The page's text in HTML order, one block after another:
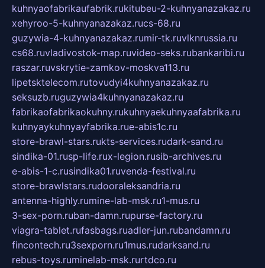
kuhnyaofabrikaufabrik.rukitubeu-2-kuhnyanazakaz.ru
xehyroo-5-kuhnyanazakaz.rucs-68.ru
guzywia-4-kuhnyanazakaz.rumir-tk.ruvlknrussia.ru
cs68.ruvladivostok-map.ruvideo-seks.rubankaribi.ru
raszar.ruvskrytie-zamkov-moskva113.ru
lipetsktelecom.rutovudyi4kuhnyanazakaz.ru
seksuzb.ruguzywia4kuhnyanazakaz.ru
fabrikaofabrikaokuhny.rukuhnyaekuhnyaafabrika.ru
kuhnyaykuhnyayfabrika.rue-abis1c.ru
store-brawl-stars.rukts-services.rudark-sand.ru
sindika-01.rusp-life.rux-legion.rusib-archives.ru
e-abis-1-c.rusindika01.ruvenda-festival.ru
store-brawlstars.rudooraleksandria.ru
antenna-highly.rumine-lab-msk.ru1-mus.ru
3-sex-porn.ruban-damn.rupurse-factory.ru
viagra-tablet.rufasbags.ruadler-jun.rubandamn.ru
fincontech.ru3sexporn.ru1mus.rudarksand.ru
rebus-toys.ruminelab-msk.rurtdco.ru